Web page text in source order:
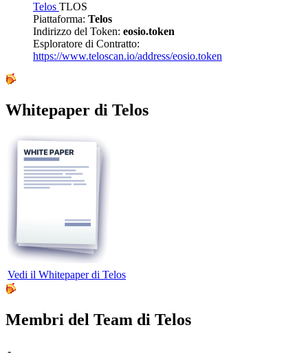
Telos TLOS
Piattaforma: Telos
Indirizzo del Token: eosio.token
Esploratore di Contratto:
https://www.teloscan.io/address/eosio.token
Whitepaper di Telos
Vedi il Whitepaper di Telos
Membri del Team di Telos
-